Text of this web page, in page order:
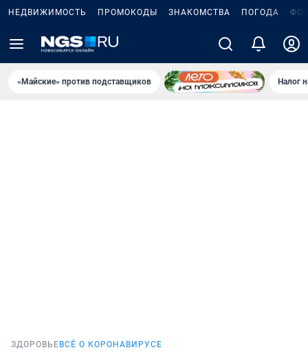
НЕДВИЖИМОСТЬ ПРОМОКОДЫ ЗНАКОМСТВА ПОГОДА
«Майские» против подставщиков Налог
ЗДОРОВЬЕ ВСЁ О КОРОНАВИРУСЕ